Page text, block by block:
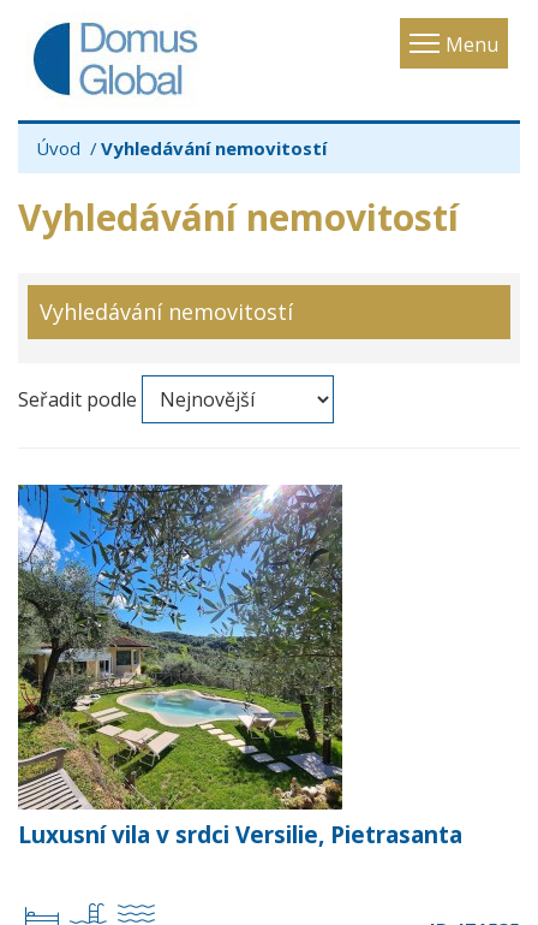
Menu
Toggle
Úvod Vyhledávání nemovitostí
Vyhledávání nemovitostí
Vyhledávání nemovitostí
Seřadit podle
Luxusní vila v srdci Versilie, Pietrasanta